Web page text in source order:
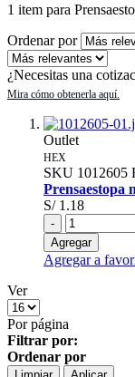
1 item para
Ordenar por
¿Necesitas una
Outlet
HEX
SKU 1012605
Prensaestopa
S/ 1.18
-
Agregar
Agregar a
Ver
Por página
Filtrar por:
Ordenar por